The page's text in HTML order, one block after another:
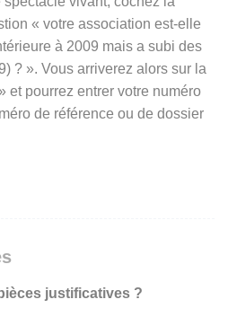
« votre association est-elle
à 2009 mais a subi des
? ». Vous arriverez alors sur la
et pourrez entrer votre numéro
de référence ou de dossier
justificatives ?